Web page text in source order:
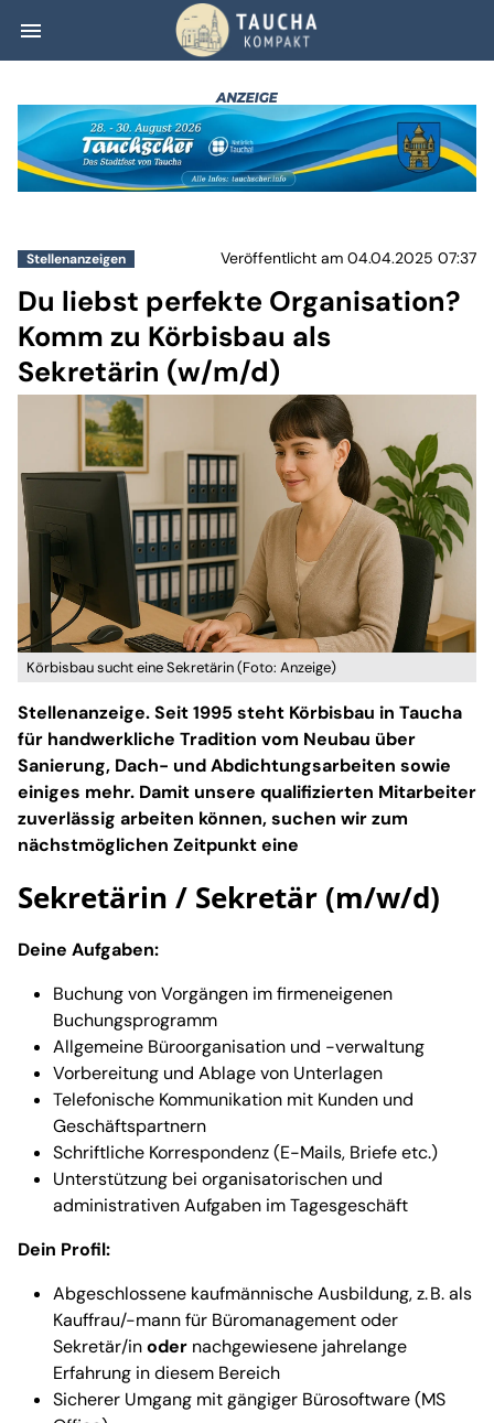
menu Du liebst
Stellenanzeigen Veröffentlicht am 04.04.2025 07:37
Du liebst perfekte Organisation?
Komm zu Körbisbau als
Sekretärin (w/m/d)
Körbisbau sucht eine Sekretärin (Foto: Anzeige)
Stellenanzeige. Seit 1995 steht Körbisbau in Taucha
für handwerkliche Tradition vom Neubau über
Sanierung, Dach- und Abdichtungsarbeiten sowie
einiges mehr. Damit unsere qualifizierten Mitarbeiter
zuverlässig arbeiten können, suchen wir zum
nächstmöglichen Zeitpunkt eine
Sekretärin / Sekretär (m/w/d)
Deine Aufgaben:
Buchung von Vorgängen im firmeneigenen
Buchungsprogramm
Allgemeine Büroorganisation und -verwaltung
Vorbereitung und Ablage von Unterlagen
Telefonische Kommunikation mit Kunden und
Geschäftspartnern
Schriftliche Korrespondenz (E-Mails, Briefe etc.)
Unterstützung bei organisatorischen und
administrativen Aufgaben im Tagesgeschäft
Dein Profil:
Abgeschlossene kaufmännische Ausbildung, z. B. als
Kauffrau/-mann für Büromanagement oder
Sekretär/inoder nachgewiesene jahrelange
Erfahrung in diesem Bereich
Sicherer Umgang mit gängiger Bürosoftware (MS